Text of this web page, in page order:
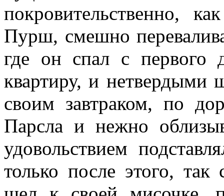
покровительственно,
Пурш, смешно
где он спал с первого
квартиру, и нетвердыми
своим завтраком, по
Парсла и нежно
удовольствием
только после этого, так